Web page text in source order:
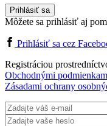
Prihlásiť sa
Môžete sa prihlásiť aj
Prihlásiť sa cez
Registráciou
Obchodnými
Zásadami ochrany